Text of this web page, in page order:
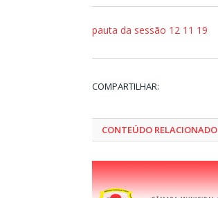
pauta da sessão 12 11 19
COMPARTILHAR:
CONTEÚDO RELACIONADO